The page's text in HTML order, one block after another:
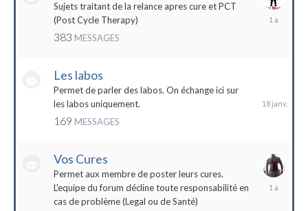
Sujets traitant de la relance apres cure et PCT
(Post Cycle Therapy)
383 MESSAGES
13
Les labos
Permet de parler des labos. On échange ici sur
les labos uniquement.
169 MESSAGES
Vos Cures
Permet aux membre de poster leurs cures.
L'equipe du forum décline toute responsabilité en
cas de problème (Legal ou de Santé)
28